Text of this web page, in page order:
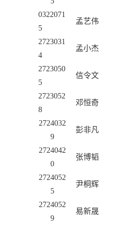
0322071
5
孟艺伟
2723031
4
孟小杰
2723050
5
信令文
2723052
8
邓恒奇
2724032
9
彭非凡
2724042
0
张博韬
2724052
5
尹桐辉
2724052
9
易新晟